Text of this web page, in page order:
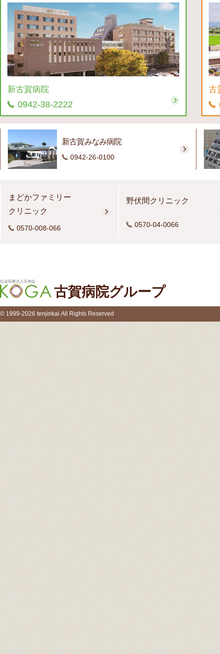
新古賀病院
0942-38-2222
古
新古賀みなみ病院
0942-26-0100
まどかファミリー
クリニック
0570-008-066
野伏間クリニック
0570-04-0066
社会医療法人天神会
古賀病院グループ
© 1999-2026 tenjinkai All Rights Reserved